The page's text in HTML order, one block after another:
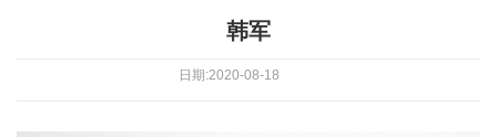
韩军
日期:2020-08-18